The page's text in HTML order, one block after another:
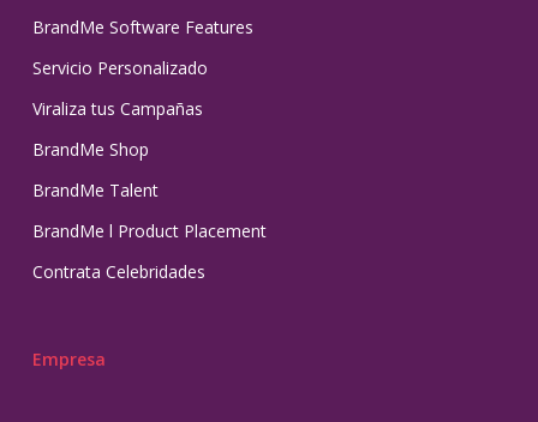
BrandMe Software Features
Servicio Personalizado
Viraliza tus Campañas
BrandMe Shop
BrandMe Talent
BrandMe l Product Placement
Contrata Celebridades
Empresa